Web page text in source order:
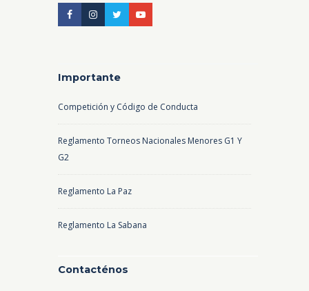
Importante
Competición y Código de Conducta
Reglamento Torneos Nacionales Menores G1 Y
G2
Reglamento La Paz
Reglamento La Sabana
Contacténos